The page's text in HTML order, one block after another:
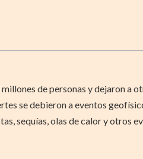
de personas y dejaron a
se debieron a eventos
sequías, olas de calor y otros